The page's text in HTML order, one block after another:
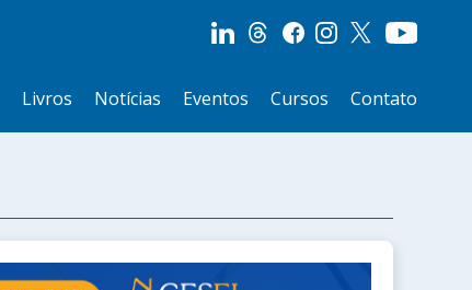
Livros Notícias Eventos Cursos Contato